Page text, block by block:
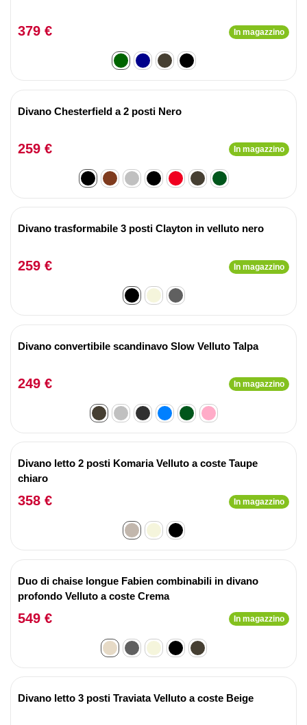
379 € In magazzino
Divano Chesterfield a 2 posti Nero
259 € In magazzino
Divano trasformabile 3 posti Clayton in velluto nero
259 € In magazzino
Divano convertibile scandinavo Slow Velluto Talpa
249 € In magazzino
Divano letto 2 posti Komaria Velluto a coste Taupe
chiaro
358 € In magazzino
Duo di chaise longue Fabien combinabili in divano
profondo Velluto a coste Crema
549 € In magazzino
Divano letto 3 posti Traviata Velluto a coste Beige